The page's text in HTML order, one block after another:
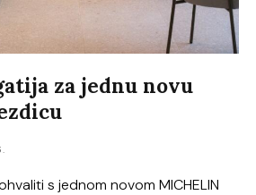
za jednu novu
s jednom novom MICHELIN